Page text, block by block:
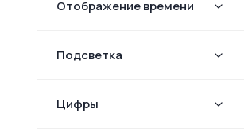
Отображение времени
Подсветка
Цифры